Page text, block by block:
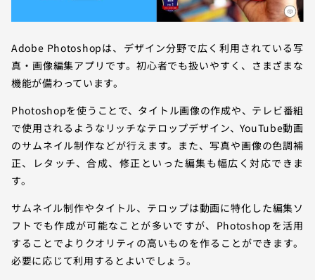
Adobe Photoshopは、デザイン分野で広く利用されている写
真・画像編集アプリです。初心者でも扱いやすく、さまざまな
機能が備わっています。
Photoshopを使うことで、タイトル画像の作成や、テレビ番組
で使用されるようなリッチなテロップデザイン、YouTube動画
のサムネイル制作などが行えます。また、写真や画像の色調補
正、レタッチ、合成、修正といった編集も幅広く対応できま
す。
サムネイル制作やタイトル、テロップは動画に特化した編集ソ
フトでも作成が可能なことが多いですが、Photoshopを活用
することでよりクオリティの高いものを作ることができます。
必要に応じて利用するとよいでしょう。